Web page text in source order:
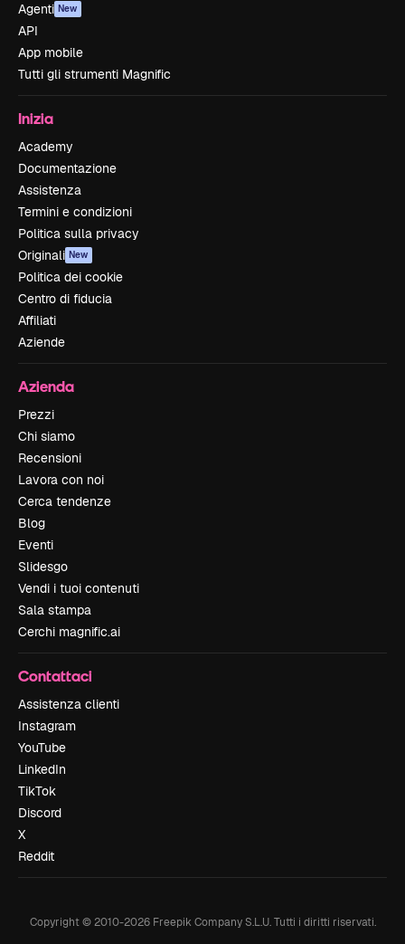
Agenti New
API
App mobile
Tutti gli strumenti Magnific
Inizia
Academy
Documentazione
Assistenza
Termini e condizioni
Politica sulla privacy
Originali New
Politica dei cookie
Centro di fiducia
Affiliati
Aziende
Azienda
Prezzi
Chi siamo
Recensioni
Lavora con noi
Cerca tendenze
Blog
Eventi
Slidesgo
Vendi i tuoi contenuti
Sala stampa
Cerchi magnific.ai
Contattaci
Assistenza clienti
Instagram
YouTube
LinkedIn
TikTok
Discord
X
Reddit
Copyright © 2010-2026Freepik Company S.L.U. Tutti i diritti riservati.